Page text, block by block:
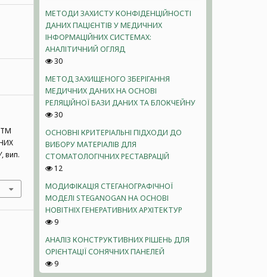
, вип.
МЕТОДИ ЗАХИСТУ КОНФІДЕНЦІЙНОСТІ
ДАНИХ ПАЦІЄНТІВ У МЕДИЧНИХ
ІНФОРМАЦІЙНИХ СИСТЕМАХ:
АНАЛІТИЧНИЙ ОГЛЯД
30
МЕТОД ЗАХИЩЕНОГО ЗБЕРІГАННЯ
МЕДИЧНИХ ДАНИХ НА ОСНОВІ
РЕЛЯЦІЙНОЇ БАЗИ ДАНИХ ТА БЛОКЧЕЙНУ
30
ОСНОВНІ КРИТЕРІАЛЬНІ ПІДХОДИ ДО
ВИБОРУ МАТЕРІАЛІВ ДЛЯ
СТОМАТОЛОГІЧНИХ РЕСТАВРАЦІЙ
12
МОДИФІКАЦІЯ СТЕГАНОГРАФІЧНОЇ
МОДЕЛІ STEGANOGAN НА ОСНОВІ
НОВІТНІХ ГЕНЕРАТИВНИХ АРХІТЕКТУР
9
АНАЛІЗ КОНСТРУКТИВНИХ РІШЕНЬ ДЛЯ
ОРІЄНТАЦІЇ СОНЯЧНИХ ПАНЕЛЕЙ
9